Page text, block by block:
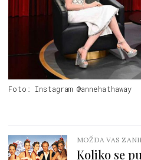
Foto: Instagram @annehathaway
MOŽDA VAS
Koliko se